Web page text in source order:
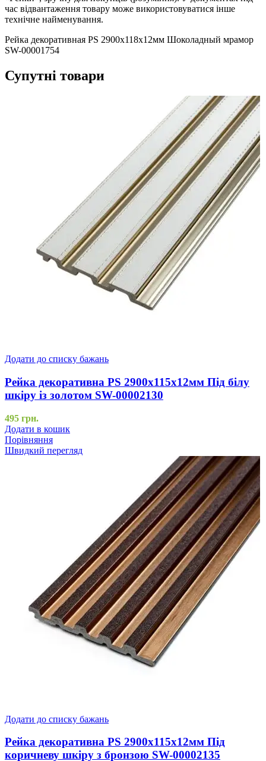
час відвантаження товару може використовуватися інше
технічне найменування.
Рейка декоративная PS 2900х118х12мм Шоколадный мрамор
SW-00001754
Супутні товари
Додати до списку бажань
Рейка декоративна PS 2900х115х12мм Під білу
шкіру із золотом SW-00002130
495 грн.
Додати в кошик
Порівняння
Швидкий перегляд
Додати до списку бажань
Рейка декоративна PS 2900х115х12мм Під
коричневу шкіру з бронзою SW-00002135